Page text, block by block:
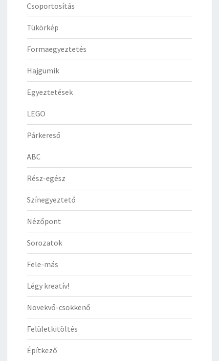
Csoportosítás
Tükörkép
Formaegyeztetés
Hajgumik
Egyeztetések
LEGO
Párkereső
ABC
Rész-egész
Színegyeztető
Nézőpont
Sorozatok
Fele-más
Légy kreatív!
Növekvő-csökkenő
Felületkitöltés
Építkező